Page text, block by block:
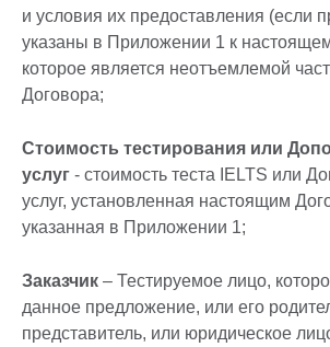
и условия их предоставления (если
указаны в Приложении 1 к
которое является неотъемлемой
Договора;
Стоимость тестирования или
услуг - стоимость теста IELTS или
услуг, установленная настоящим
указанная в Приложении 1;
Заказчик – Тестируемое лицо,
данное предложение, или его
представитель, или юридическое